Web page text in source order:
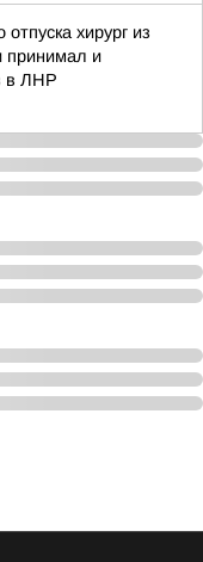
хирург из
принимал и
в ЛНР